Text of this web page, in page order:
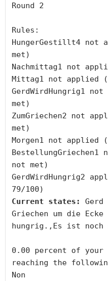
Round 2
Rules:
HungerGestillt4 not
met)
Nachmittag1 not
Mittag1 not applied
GerdWirdHungrig1
met)
ZumGriechen2 not
met)
Morgen1 not applied
not met)
GerdWirdHungrig2
Current states:
Griechen um die
hungrig.,Es ist noch
0.00 percent of your
reaching the
Non